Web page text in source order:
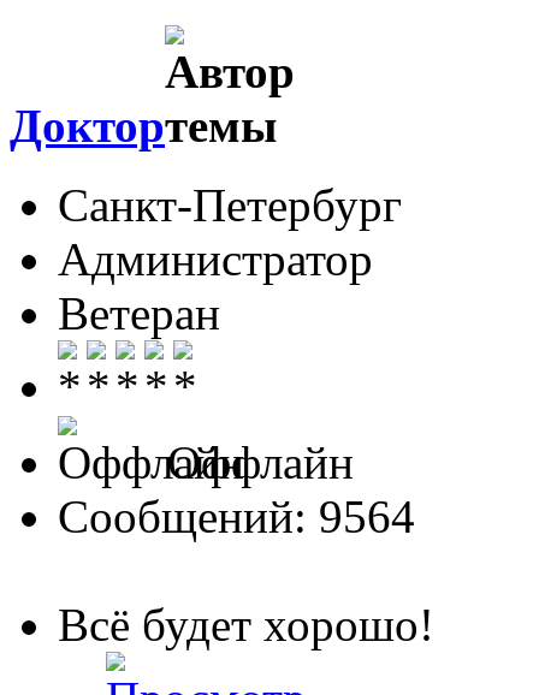
Доктор
Санкт-Петербург
Администратор
Ветеран
Оффлайн
Сообщений: 9564
Всё будет хорошо!